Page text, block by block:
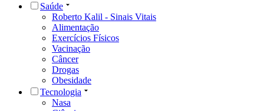
Saúde
Roberto Kalil - Sinais Vitais
Alimentação
Exercícios Físicos
Vacinação
Câncer
Drogas
Obesidade
Tecnologia
Nasa